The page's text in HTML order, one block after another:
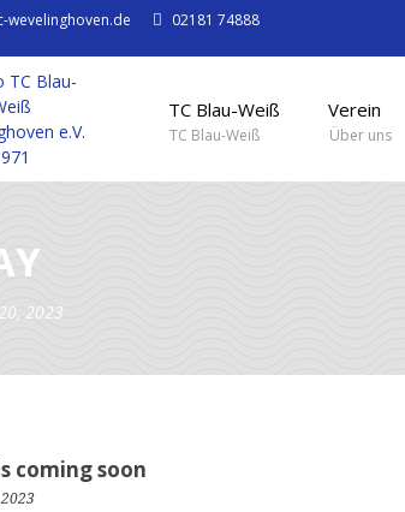
wevelinghoven.de 02181 74888
TC Blau-Weiß
TC Blau-Weiß
Verein
Über uns
2023
coming soon